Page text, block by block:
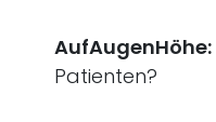
AufAugenHöhe:
Patienten?